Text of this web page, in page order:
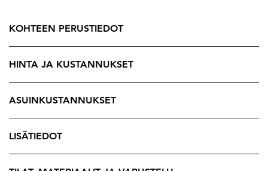
kantaudu. Varaudu kuitenkin kuuntelemaan lintujen
Keittiö on päivitetty vuonna 2020 nykyaikaisilla
mukavuuksilla. Samalla kaikki kodinkoneet uusittiin.
Ylellisen lisän keittiöön tuo käytännöllinen saareke ja
tilaa on myös jopa 8-10 hengen ruokailuryhmälle.
Olohuoneessa on valkoinen kakluuni, joka myötäilee
KOHTEEN PERUSTIEDOT
HINTA JA KUSTANNUKSET
ASUINKUSTANNUKSET
LISÄTIEDOT